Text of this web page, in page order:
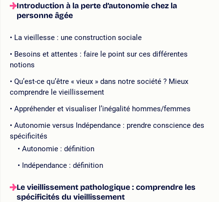
Introduction à la perte d’autonomie chez la
personne âgée
La vieillesse : une construction sociale
Besoins et attentes : faire le point sur ces différentes
notions
Qu’est-ce qu’être « vieux » dans notre société ? Mieux
comprendre le vieillissement
Appréhender et visualiser l’inégalité hommes/femmes
Autonomie versus Indépendance : prendre conscience des
spécificités
Autonomie : définition
Indépendance : définition
Le vieillissement pathologique : comprendre les
spécificités du vieillissement